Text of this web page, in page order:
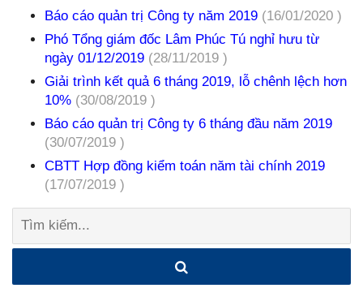
Báo cáo quản trị Công ty năm 2019 (16/01/2020 )
Phó Tổng giám đốc Lâm Phúc Tú nghỉ hưu từ
ngày 01/12/2019 (28/11/2019 )
Giải trình kết quả 6 tháng 2019, lỗ chênh lệch hơn
10% (30/08/2019 )
Báo cáo quản trị Công ty 6 tháng đầu năm 2019
(30/07/2019 )
CBTT Hợp đồng kiểm toán năm tài chính 2019
(17/07/2019 )
Tìm